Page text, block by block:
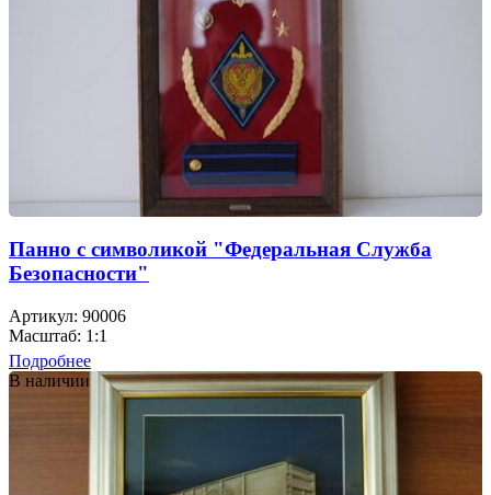
Панно с символикой "Федеральная Служба
Безопасности"
Артикул: 90006
Масштаб: 1:1
Подробнее
В наличии